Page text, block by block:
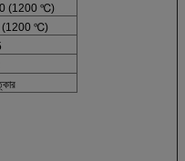
(1200 ℃)
(1200 ℃)